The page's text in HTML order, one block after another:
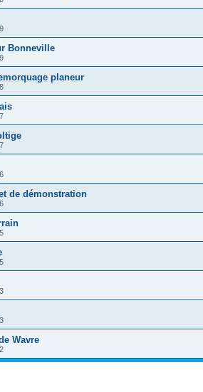
Bonneville
planeur
de démonstration
Wavre